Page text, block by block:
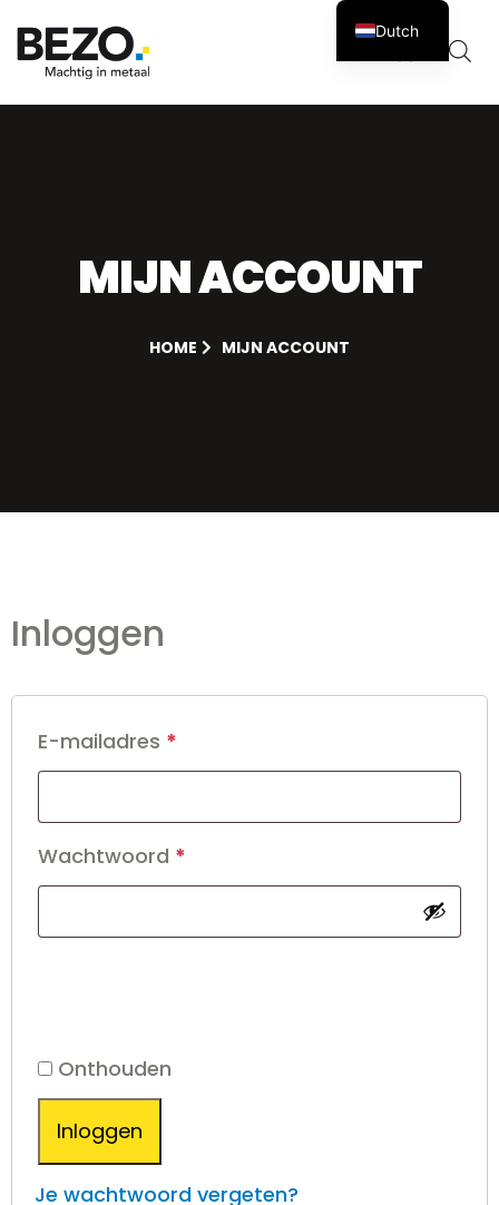
0
MIJN ACCOUNT
HOME MIJN ACCOUNT
Inloggen
E-mailadres *
Wachtwoord *
Onthouden
Inloggen
Je wachtwoord vergeten?
Dutch